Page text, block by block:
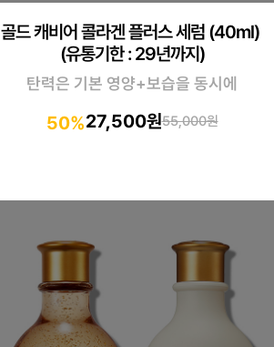
골드 캐비어 콜라겐 플러스 세럼 (40ml)
(유통기한 : 29년까지)
탄력은 기본 영양+보습을 동시에
50%27,500원55,000원